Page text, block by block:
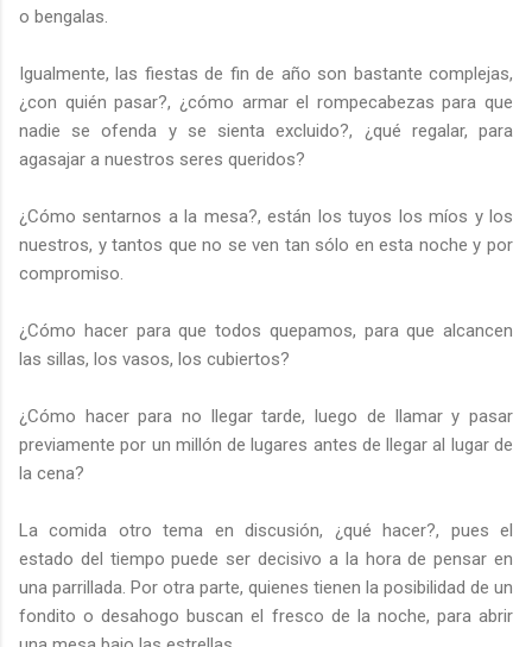
o bengalas.
Igualmente, las fiestas de fin de año son bastante complejas,
¿con quién pasar?, ¿cómo armar el rompecabezas para que
nadie se ofenda y se sienta excluido?, ¿qué regalar, para
agasajar a nuestros seres queridos?
¿Cómo sentarnos a la mesa?, están los tuyos los míos y los
nuestros, y tantos que no se ven tan sólo en esta noche y por
compromiso.
¿Cómo hacer para que todos quepamos, para que alcancen
las sillas, los vasos, los cubiertos?
¿Cómo hacer para no llegar tarde, luego de llamar y pasar
previamente por un millón de lugares antes de llegar al lugar de
la cena?
La comida otro tema en discusión, ¿qué hacer?, pues el
estado del tiempo puede ser decisivo a la hora de pensar en
una parrillada. Por otra parte, quienes tienen la posibilidad de un
fondito o desahogo buscan el fresco de la noche, para abrir